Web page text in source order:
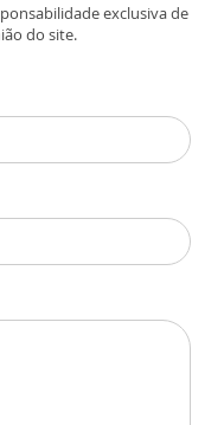
exclusiva de
do site.